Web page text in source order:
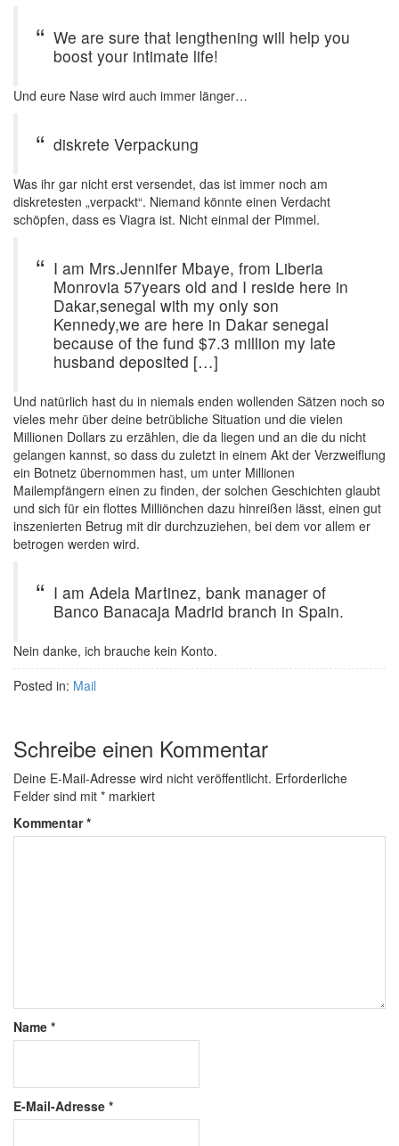
We are sure that lengthening will help you
boost your intimate life!
Und eure Nase wird auch immer länger…
diskrete Verpackung
Was ihr gar nicht erst versendet, das ist immer noch am
diskretesten „verpackt“. Niemand könnte einen Verdacht
schöpfen, dass es Viagra ist. Nicht einmal der Pimmel.
I am Mrs.Jennifer Mbaye, from Liberia
Monrovia 57years old and I reside here in
Dakar,senegal with my only son
Kennedy,we are here in Dakar senegal
because of the fund $7.3 million my late
husband deposited […]
Und natürlich hast du in niemals enden wollenden Sätzen noch so
vieles mehr über deine betrübliche Situation und die vielen
Millionen Dollars zu erzählen, die da liegen und an die du nicht
gelangen kannst, so dass du zuletzt in einem Akt der Verzweiflung
ein Botnetz übernommen hast, um unter Millionen
Mailempfängern einen zu finden, der solchen Geschichten glaubt
und sich für ein flottes Milliönchen dazu hinreißen lässt, einen gut
inszenierten Betrug mit dir durchzuziehen, bei dem vor allem er
betrogen werden wird.
I am Adela Martinez, bank manager of
Banco Banacaja Madrid branch in Spain.
Nein danke, ich brauche kein Konto.
Posted in: Mail
Schreibe einen Kommentar
Deine E-Mail-Adresse wird nicht veröffentlicht. Erforderliche
Felder sind mit * markiert
Kommentar*
Name *
E-Mail-Adresse *